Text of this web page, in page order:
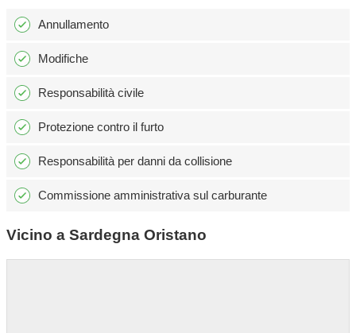
Annullamento
Modifiche
Responsabilità civile
Protezione contro il furto
Responsabilità per danni da collisione
Commissione amministrativa sul carburante
Vicino a Sardegna Oristano